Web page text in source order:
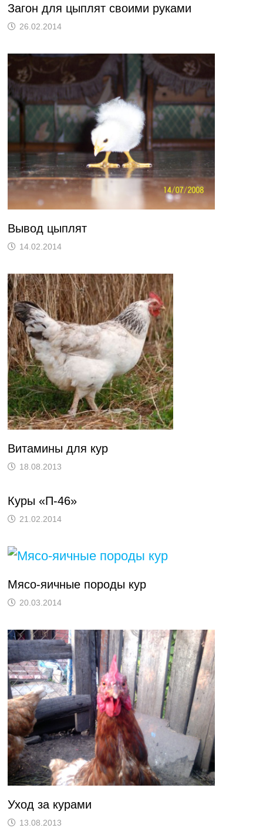
Загон для цыплят своими руками
26.02.2014
Вывод цыплят
14.02.2014
Витамины для кур
18.08.2013
Куры «П-46»
21.02.2014
Мясо-яичные породы кур
20.03.2014
Уход за курами
13.08.2013